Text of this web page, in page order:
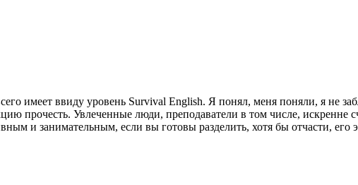
имеет ввиду уровень Survival English. Я понял, меня поняли, я не
прочесть. Увлеченные люди, преподаватели в том числе,
и занимательным, если вы готовы разделить, хотя бы отчасти, его